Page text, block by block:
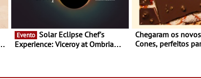
Evento
Experience: Viceroy at Ombria
Chegaram os
Cones, perfeitos